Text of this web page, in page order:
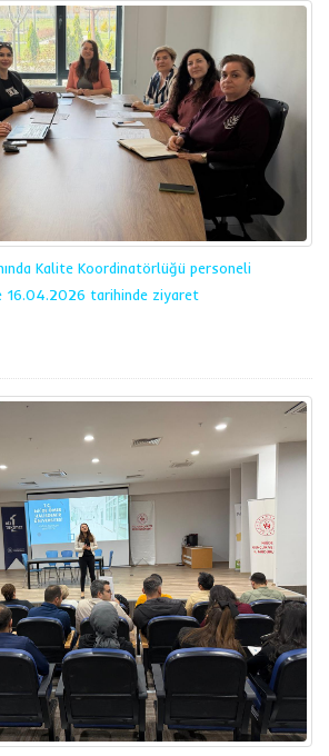
Kalite Koordinatörlüğü personeli
16.04.2026 tarihinde ziyaret